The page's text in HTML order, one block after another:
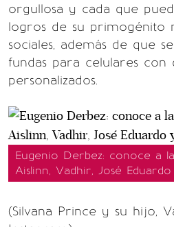
orgullosa y cada que
logros de su primogénito
sociales, además de que
fundas para celulares con
personalizados.
Eugenio Derbez: conoce a
Aislinn, Vadhir, José
(Silvana Prince y su hijo,